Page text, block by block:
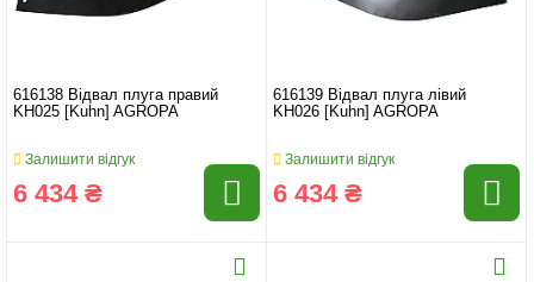
616138 Відвал плуга правий
KH025 [Kuhn] AGROPA
Залишити відгук
6 434 ₴
616139 Відвал плуга лівий
KH026 [Kuhn] AGROPA
Залишити відгук
6 434 ₴